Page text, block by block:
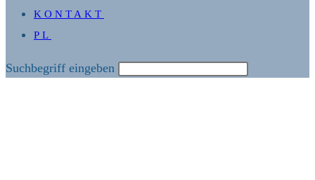
KONTAKT
PL
Diese
Suchbegriff eingeben